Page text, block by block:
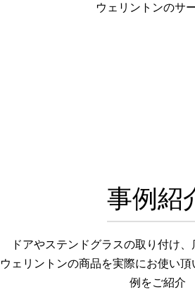
ウェリントンのサ
事例紹
ドアやステンドグラスの取り付け
ウェリントンの商品を実際にお使い
例をご紹介